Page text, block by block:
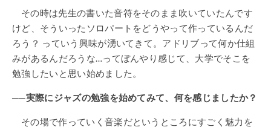
その時は先生の書いた音符をそのまま吹いていたんです
けど、そういったソロパートをどうやって作っているんだ
ろう？ っていう興味が湧いてきて。アドリブって何か仕組
みがあるんだろうな…ってぼんやり感じて、大学でそこを
勉強したいと思い始めました。
──実際にジャズの勉強を始めてみて、何を感じましたか？
その場で作っていく音楽だというところにすごく魅力を